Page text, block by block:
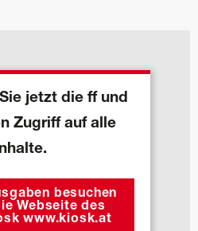
jetzt die ff und
Zugriff auf alle
besuchen
Webseite des
www.kiosk.at